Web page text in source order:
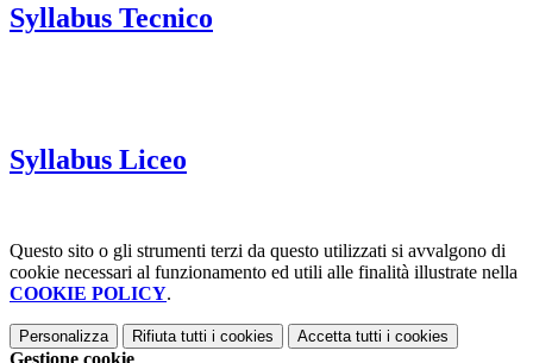
Syllabus Tecnico
Syllabus Liceo
Questo sito o gli strumenti terzi da questo utilizzati si avvalgono di
cookie necessari al funzionamento ed utili alle finalità illustrate nella
COOKIE POLICY.
Personalizza Rifiuta tutti i cookies Accetta tutti i cookies
Gestione cookie